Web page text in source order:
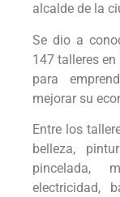
alcalde de la
Se dio a
147 talleres
para
mejorar su
Entre los
belleza,
pincelada,
electricidad,